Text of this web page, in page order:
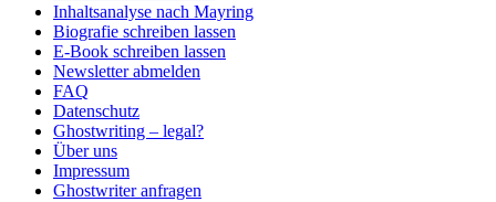
Inhaltsanalyse nach Mayring
Biografie schreiben lassen
E-Book schreiben lassen
Newsletter abmelden
FAQ
Datenschutz
Ghostwriting – legal?
Über uns
Impressum
Ghostwriter anfragen